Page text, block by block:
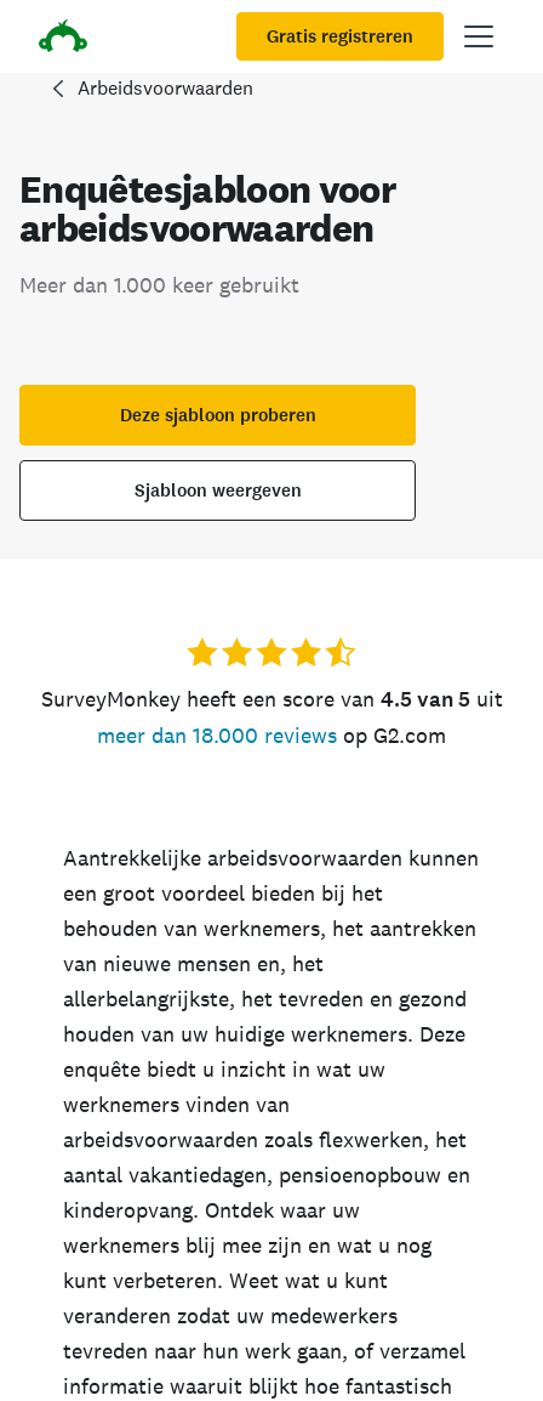
Gratis registreren
Arbeidsvoorwaarden
Enquêtesjabloon voor
arbeidsvoorwaarden
Meer dan 1.000 keer gebruikt
Deze sjabloon proberen
Sjabloon weergeven
SurveyMonkey heeft een score van 4.5 van 5uit
meer dan 18.000 reviews op G2.com
Aantrekkelijke arbeidsvoorwaarden kunnen
een groot voordeel bieden bij het
behouden van werknemers, het aantrekken
van nieuwe mensen en, het
allerbelangrijkste, het tevreden en gezond
houden van uw huidige werknemers. Deze
enquête biedt u inzicht in wat uw
werknemers vinden van
arbeidsvoorwaarden zoals flexwerken, het
aantal vakantiedagen, pensioenopbouw en
kinderopvang. Ontdek waar uw
werknemers blij mee zijn en wat u nog
kunt verbeteren. Weet wat u kunt
veranderen zodat uw medewerkers
tevreden naar hun werk gaan, of verzamel
informatie waaruit blijkt hoe fantastisch